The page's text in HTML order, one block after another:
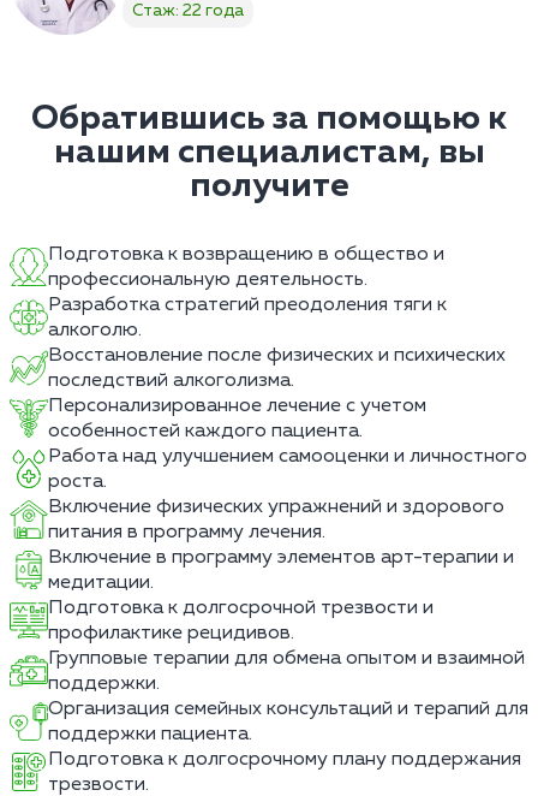
Стаж: 22 года
Обратившись за помощью к
нашим специалистам, вы
получите
Подготовка к возвращению в общество и
профессиональную деятельность.
Разработка стратегий преодоления тяги к
алкоголю.
Восстановление после физических и психических
последствий алкоголизма.
Персонализированное лечение с учетом
особенностей каждого пациента.
Работа над улучшением самооценки и личностного
роста.
Включение физических упражнений и здорового
питания в программу лечения.
Включение в программу элементов арт-терапии и
медитации.
Подготовка к долгосрочной трезвости и
профилактике рецидивов.
Групповые терапии для обмена опытом и взаимной
поддержки.
Организация семейных консультаций и терапий для
поддержки пациента.
Подготовка к долгосрочному плану поддержания
трезвости.